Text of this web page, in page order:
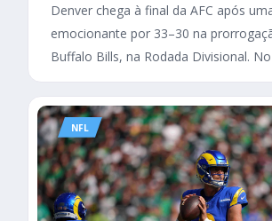
Denver chega à final da AFC após
emocionante por 33–30 na
Buffalo Bills, na Rodada Divisional.
NFL